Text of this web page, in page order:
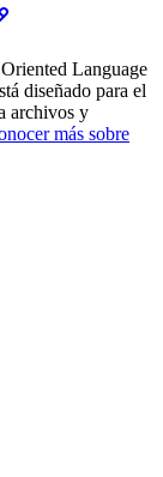
Language
diseñado para el
archivos y
más sobre